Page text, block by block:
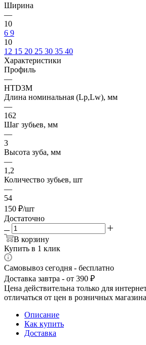
Ширина
—
10
6 9
10
12 15 20 25 30 35 40
Характеристики
Профиль
—
HTD3M
Длина номинальная (Lp,Lw), мм
—
162
Шаг зубьев, мм
—
3
Высота зуба, мм
—
1,2
Количество зубьев, шт
—
54
150 ₽/шт
Достаточно
В корзину
Купить в 1 клик
Самовывоз сегодня - бесплатно
Доставка завтра - от 390 ₽
Цена действительна только для
отличаться от цен в розничных
Описание
Как купить
Доставка